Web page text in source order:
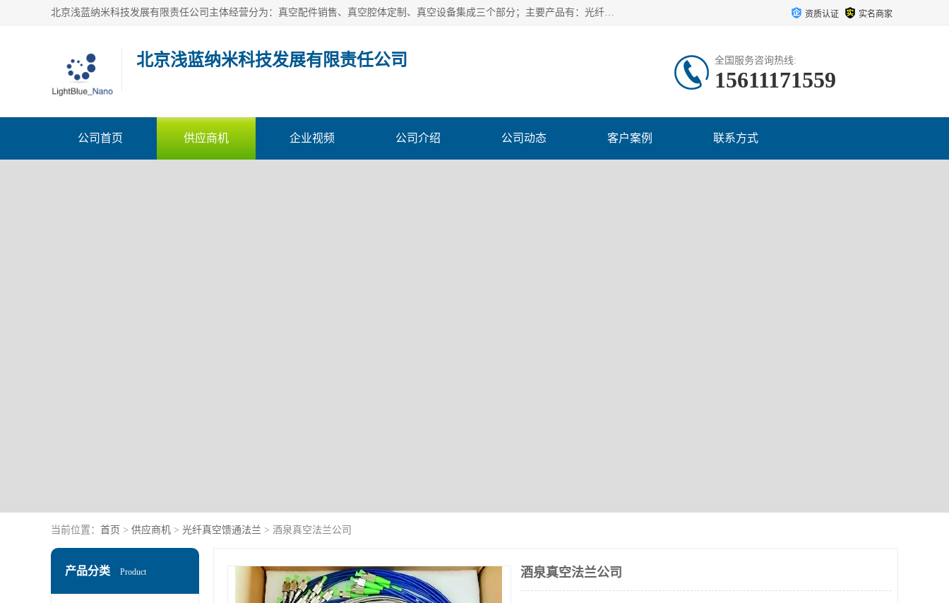
北京浅蓝纳米科技发展有限责任公司主体经营分为：真空配件销售、真空腔体定制、真空设备集成三个部分；主要产品有：光纤真空馈通法兰、光纤真空法兰、光纤法兰、低损耗光纤真空法兰；源瓶、ALD源瓶、MO源瓶、CVD源瓶、50ml源瓶现货、隔膜阀、波纹管密封阀；真空航插电极法兰、电极法兰、真空法兰、信号法兰、陶封电极法兰、D型真空电极；真空腔体定制、磁控溅射、热蒸发镀膜机、PE-CVD、ALD； 资质认证 实名商家
北京浅蓝纳米科技发展有限责任公司 全国服务咨询热线:
15611171559
公司首页 供应商机 企业视频 公司介绍 公司动态 客户案例 联系方式
当前位置： 首页 > 供应商机 > 光纤真空馈通法兰 > 酒泉真空法兰公司
产品分类 Product 酒泉真空法兰公司